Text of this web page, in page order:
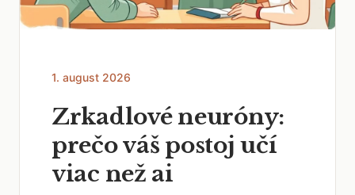
1. august 2026
Zrkadlové neuróny:
prečo váš postoj učí
viac než ai